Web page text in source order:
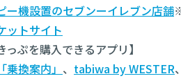
ー機設置のセブンーイレブン店舗
ットサイト
っぷを購入できるアプリ】
換案内」 、 tabiwa by WESTER、